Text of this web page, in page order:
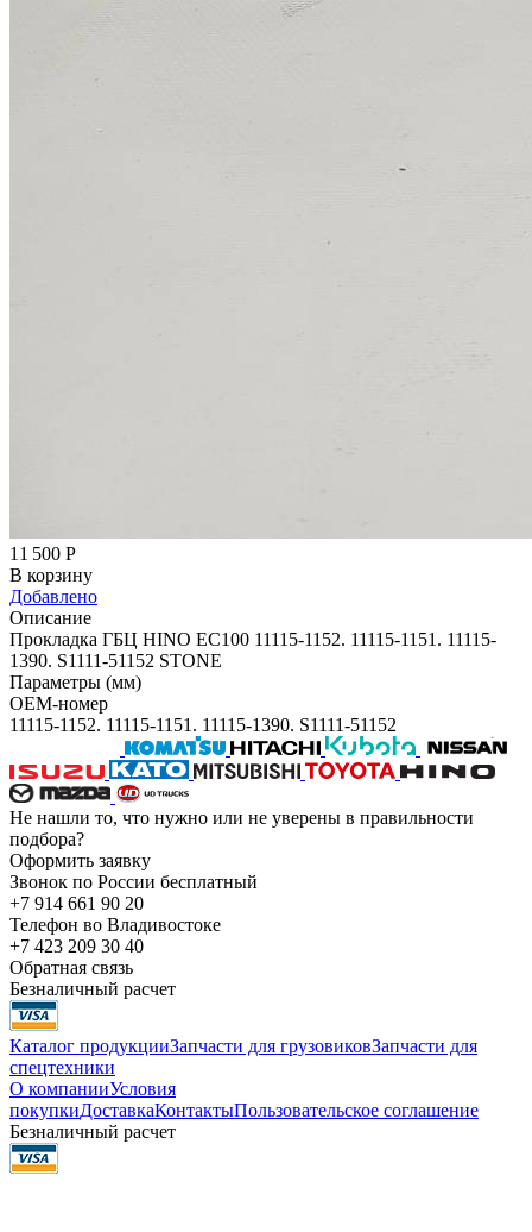
11 500 Р
В корзину
Добавлено
Описание
Прокладка ГБЦ HINO EC100 11115-1152. 11115-1151. 11115-
1390. S1111-51152 STONE
Параметры (мм)
OEM-номер
11115-1152. 11115-1151. 11115-1390. S1111-51152
Не нашли то, что нужно или не уверены в правильности
подбора?
Оформить заявку
Звонок по России бесплатный
+7 914 661 90 20
Телефон во Владивостоке
+7 423 209 30 40
Обратная связь
Безналичный расчет
Каталог продукцииЗапчасти для грузовиковЗапчасти для
спецтехники
О компанииУсловия
покупкиДоставкаКонтактыПользовательское соглашение
Безналичный расчет